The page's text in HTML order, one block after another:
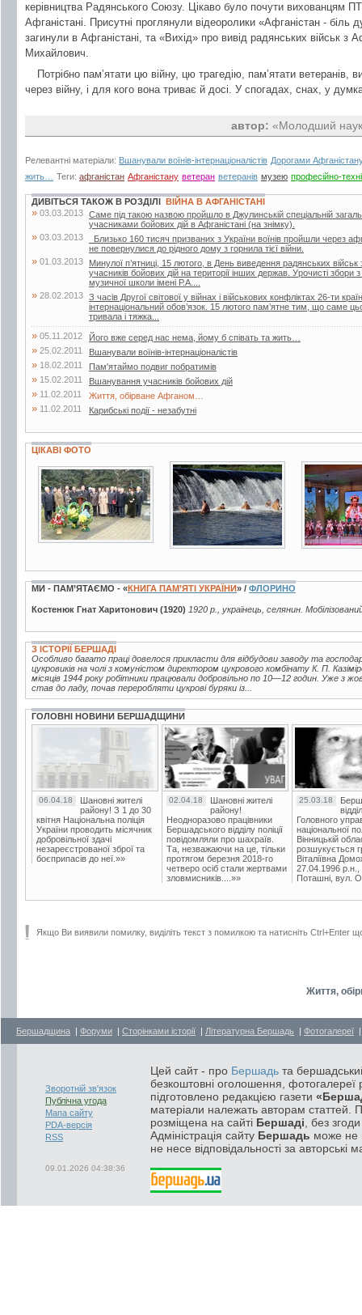
керівництва Радянського Союзу. Цікаво було почути вихованцям
Афганістані. Присутні проглянули відеоролики «Афганістан - біль
загинули в Афганістані, та «Вихід» про вивід радянських військ з
Михайлович.
Потрібно пам’ятати цю війну, цю трагедію, пам’ятати ветеранів,
через війну, і для кого вона триває й досі. У спогадах, снах, у
автор: «Молодший
Релевантні матеріали: Вшанували воїнів-інтернаціоналістів Дорогами
жить…
Теги: афганістан Афганістану ветеран ветеранів музею професійно-
ДИВІТЬСЯ ТАКОЖ В РОЗДІЛІ ВІЙНА В АФГАНІСТАНІ
» 03.03.2013 Саме під такою назвою пройшло в Джулинській спеціальній
учасниками бойових дій в Афганістані (на знімку).
» 03.03.2013
Близько 160 тисяч призваних з України воїнів пройшли через
не повернулися до рідного дому з горнила тієї війни.
» 01.03.2013
Минулої п’ятниці, 15 лютого, в День виведення радянських
учасників бойових дій на території інших держав. Урочисті збори
музичної школи імені Р.А....
» 28.02.2013 З часів Другої світової у війнах і військових конфліктах 26-ти
інтернаціональний обов’язок. 15 лютого пам’ятне тим, що саме
тривала і тяжка...
» 05.11.2012 Його вже серед нас нема, йому б співать та жить…
» 25.02.2011 Вшанували воїнів-інтернаціоналістів
» 18.02.2011 Пам'ятаймо подвиг побратимів
» 15.02.2011 Вшанування учасників бойових дій
» 11.02.2011 Життя, обірване Афганом…
» 11.02.2011 Карибські події - незабутні
ЦІКАВІ ФОТО
13 фото 14 фото 4 фото
МИ - ПАМ’ЯТАЄМО - «КНИГА ПАМ’ЯТІ УКРАЇНИ» / ФЛОРИНО
Костенюк Гнат Харитонович (1920) 1920 р., українець, селянин.
З ІСТОРІЇ БЕРШАДІ
Особливо багато праці довелося прикласти для відбудови заводу та
цукровиків на чолі з комуністом директором цукрового комбінату К. П.
місяців 1944 року робітники працювали добровільно по 10—12 годин. Уже з
став до ладу, почав переробляти цукрові буряки із...
ГОЛОВНІ НОВИНИ БЕРШАДЩИНИ
06.04.18
Шановні жителі
району! З 1 до 30
квітня Національна поліція
України проводить місячник
добровільної здачі
незареєстрованої зброї та
боєприпасів до неї.»»
02.04.18
Шановні жителі
району!
Неодноразово працівники
Бершадського відділу поліції
повідомляли про шахраїв.
Та, незважаючи на це, тільки
протягом березня 2018-го
четверо осіб стали жертвами
зловмисників....»»
25.03.18
Головного
національної
Вінницькій
розшукується
Віталіївна
27.04.1996 р.н.,
Поташні, вул.
Якщо Ви виявили помилку, виділіть текст з помилкою та натисніть Ctrl+Enter
Життя,
Бершадщина | Форуми | Сторінками історії | Літературна Бершадь | Фотогалереї
Зворотній зв'язок
Публічна угода
Мапа сайту
PDA-версія
RSS
09.01.2026 04:38:36
Цей сайт - про Бершадь та
безкоштовні оголошення, фотогалереї
підготовлено редакцією газети
матеріали належать авторам статтей.
розміщена на сайті Бершаді , без
Адміністрація сайту Бершадь може не
не несе відповідальності за авторські